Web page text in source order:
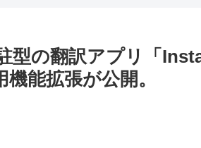
型の翻訳アプリ「
能拡張が公開。